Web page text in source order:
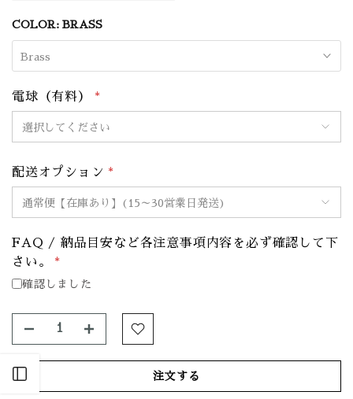
COLOR: BRASS
Brass
電球（有料） *
配送オプション *
FAQ / 納品目安など各注意事項内容を必ず確認して下
さい。
*
確認しました
注文する